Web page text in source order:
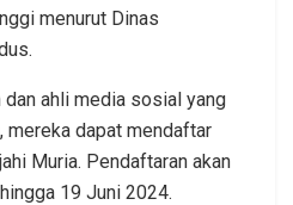
menurut Dinas
ahli media sosial yang
mereka dapat mendaftar
Muria. Pendaftaran akan
19 Juni 2024.